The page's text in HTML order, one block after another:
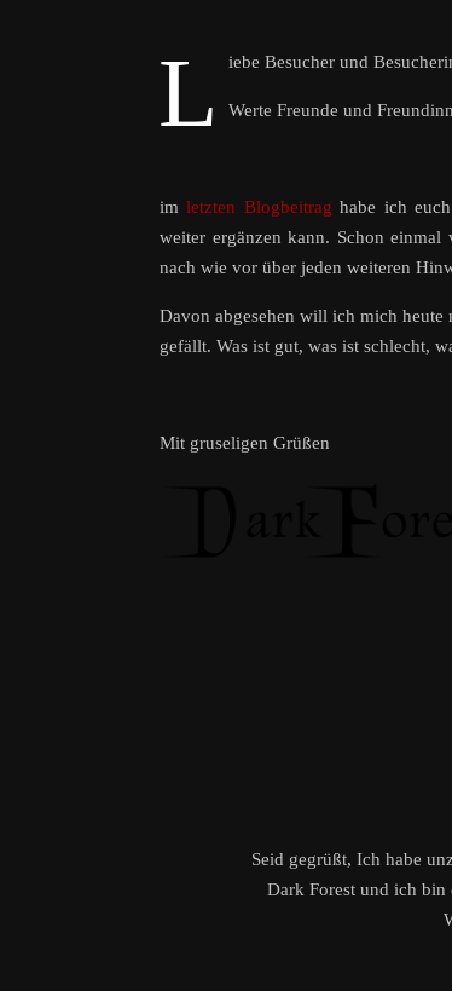
L iebe Besucher und
Werte Freunde und
imletzten Blogbeitrag habe ich
weiter ergänzen kann. Schon
nach wie vor über jeden weiteren
Davon abgesehen will ich mich
gefällt. Was ist gut, was ist schlecht,
Mit gruseligen Grüßen
Seid gegrüßt, Ich habe
Dark Forest und ich bin